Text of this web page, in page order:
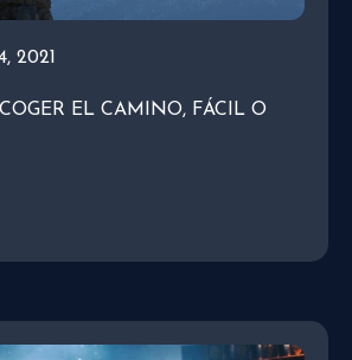
2021
EL CAMINO, FÁCIL O